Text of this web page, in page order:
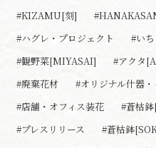
#KIZAMU[刻]
#ハグレ・プロジェクト
#い
#観野菜[MIYASAI]
#アクタ
#廃棄花材
#オリジナル什器
#店舗・オフィス装花
#蒼枯
#プレスリリース
#蒼枯鉢